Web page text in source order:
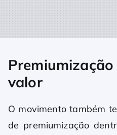
valor
O movimento também
de premiumização